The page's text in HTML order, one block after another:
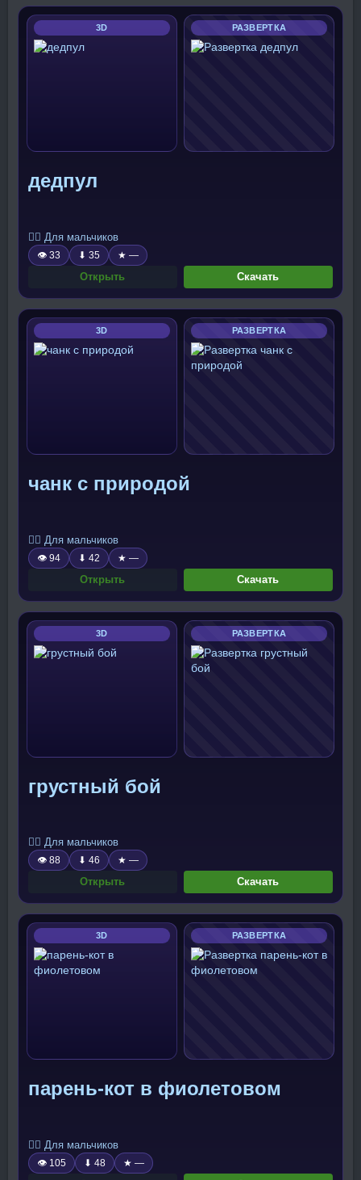
3D РАЗВЕРТКА
дедпул
🧍‍♂️ Для мальчиков
👁 33 ⬇ 35 ★ —
Открыть Скачать
3D РАЗВЕРТКА
чанк с природой
🧍‍♂️ Для мальчиков
👁 94 ⬇ 42 ★ —
Открыть Скачать
3D РАЗВЕРТКА
грустный бой
🧍‍♂️ Для мальчиков
👁 88 ⬇ 46 ★ —
Открыть Скачать
3D РАЗВЕРТКА
парень-кот в фиолетовом
🧍‍♂️ Для мальчиков
👁 105 ⬇ 48 ★ —